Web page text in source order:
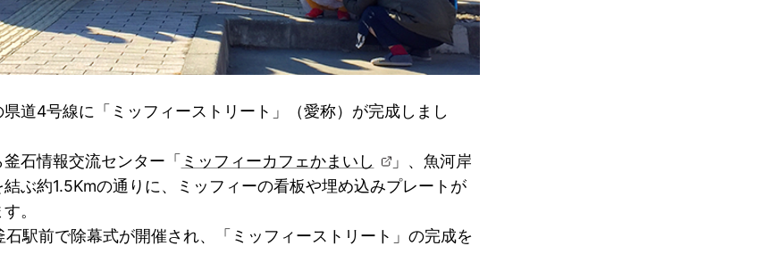
道4号線に「ミッフィーストリート」（愛称）が完成しまし
石情報交流センター「 ミッフィーカフェかまいし
」、魚河岸
ぶ約1.5Kmの通りに、ミッフィーの看板や埋め込みプレートが
。
石駅前で除幕式が開催され、「ミッフィーストリート」の完成を